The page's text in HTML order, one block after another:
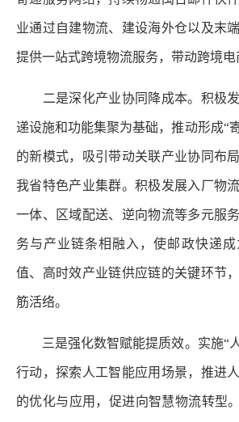
业通过自建物流、建设海外仓以及末
提供一站式跨境物流服务，带动跨境电
二是深化产业协同降成本。积极发
递设施和功能集聚为基础，推动形成“
的新模式，吸引带动关联产业协同布
我省特色产业集群。积极发展入厂物
一体、区域配送、逆向物流等多元服
务与产业链条相融入，使邮政快递
值、高时效产业链供应链的关键环节
筋活络。
三是强化数智赋能提质效。实施“
行动，探索人工智能应用场景，推进
的优化与应用，促进向智慧物流转型